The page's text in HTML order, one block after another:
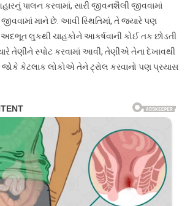
પાલન કરવામાં, સારી જીવનશૈલી જીવવામાં
માને છે. આવી સ્થિતિમાં, તે જ્યારે પણ
અદભૂત લુકથી ચાહકોને આકર્ષવાની કોઈ તક છોડતી
તેણીને સ્પોટ કરવામાં આવી, તેણીએ તેના દેખાવથી
જોકે કેટલાક લોકોએ તેને ટ્રોલ કરવાનો પણ પ્રયાસ